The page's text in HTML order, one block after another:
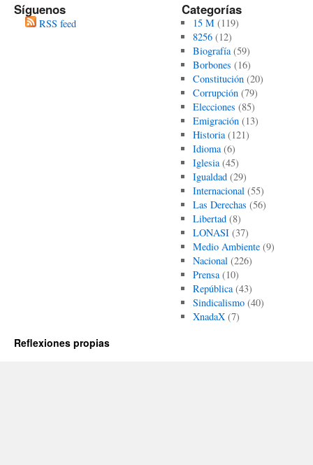
Síguenos
RSS feed
Categorías
15 M(119)
8256(12)
Biografía(59)
Borbones (16)
Constitución(20)
Corrupción(79)
Elecciones (85)
Emigración(13)
Historia(121)
Idioma(6)
Iglesia(45)
Igualdad(29)
Internacional(55)
Las Derechas (56)
Libertad(8)
LONASI(37)
Medio Ambiente(9)
Nacional(226)
Prensa(10)
República(43)
Sindicalismo(40)
XnadaX(7)
Reflexiones propias